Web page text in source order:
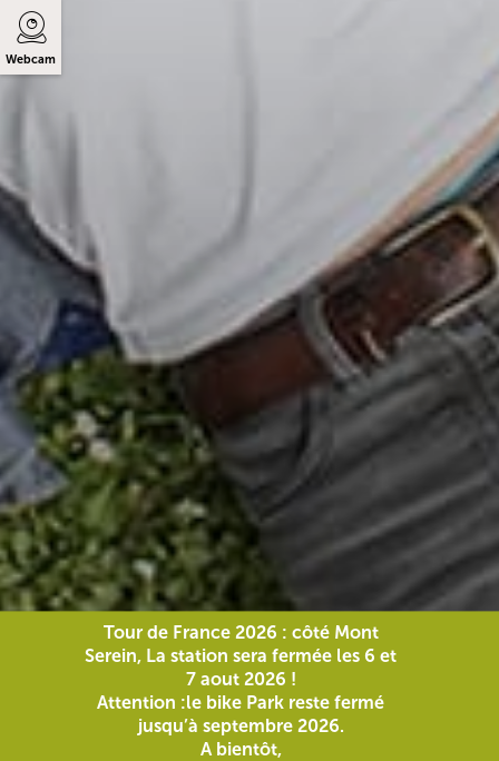
Webcam
Tour de France 2026 : côté Mont
Serein, La station sera fermée les 6 et
7 aout 2026 !
Attention :le bike Park reste fermé
jusqu’à septembre 2026.
A bientôt,